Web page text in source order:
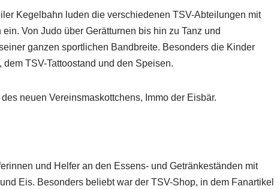
Kegelbahn luden die verschiedenen TSV-Abteilungen mit
Von Judo über Gerätturnen bis hin zu Tanz und
ganzen sportlichen Bandbreite. Besonders die Kinder
TSV-Tattoostand und den Speisen.
neuen Vereinsmaskottchens, Immo der Eisbär.
und Helfer an den Essens- und Getränkeständen mit
Eis. Besonders beliebt war der TSV-Shop, in dem Fanartikel